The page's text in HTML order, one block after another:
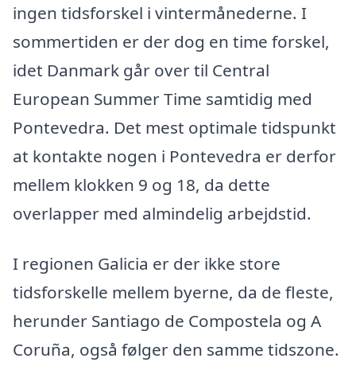
ingen tidsforskel i vintermånederne. I
sommertiden er der dog en time forskel,
idet Danmark går over til Central
European Summer Time samtidig med
Pontevedra. Det mest optimale tidspunkt
at kontakte nogen i Pontevedra er derfor
mellem klokken 9 og 18, da dette
overlapper med almindelig arbejdstid.
I regionen Galicia er der ikke store
tidsforskelle mellem byerne, da de fleste,
herunder Santiago de Compostela og A
Coruña, også følger den samme tidszone.